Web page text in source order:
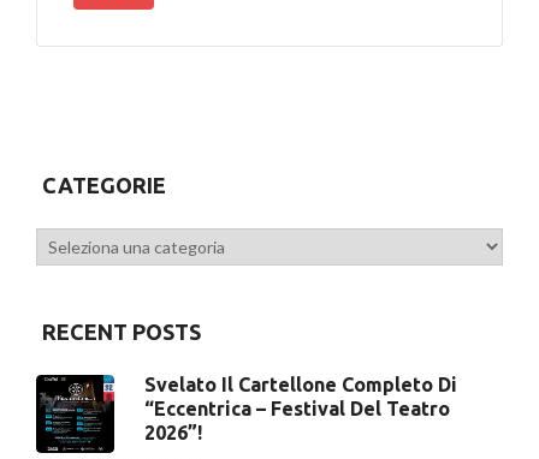
CATEGORIE
Categorie
RECENT POSTS
Svelato Il Cartellone Completo Di
“Eccentrica – Festival Del Teatro
2026”!